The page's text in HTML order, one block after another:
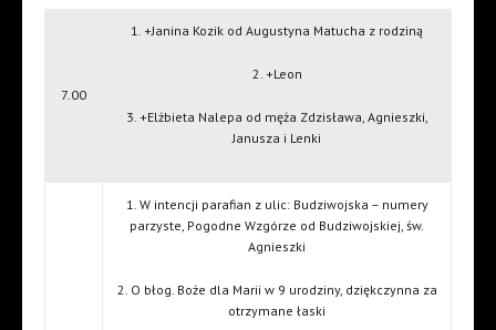
7.00
1. +Janina Kozik od Augustyna Matucha z rodziną
2. +Leon
3. +Elżbieta Nalepa od męża Zdzisława, Agnieszki,
Janusza i Lenki
1. W intencji parafian z ulic: Budziwojska – numery
parzyste, Pogodne Wzgórze od Budziwojskiej, św.
Agnieszki
2. O błog. Boże dla Marii w 9 urodziny, dziękczynna za
otrzymane łaski